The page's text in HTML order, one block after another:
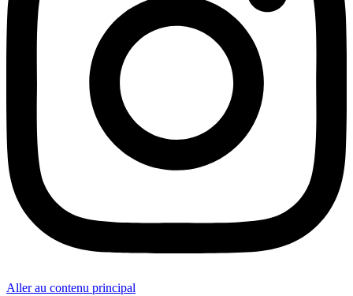
Aller au contenu principal